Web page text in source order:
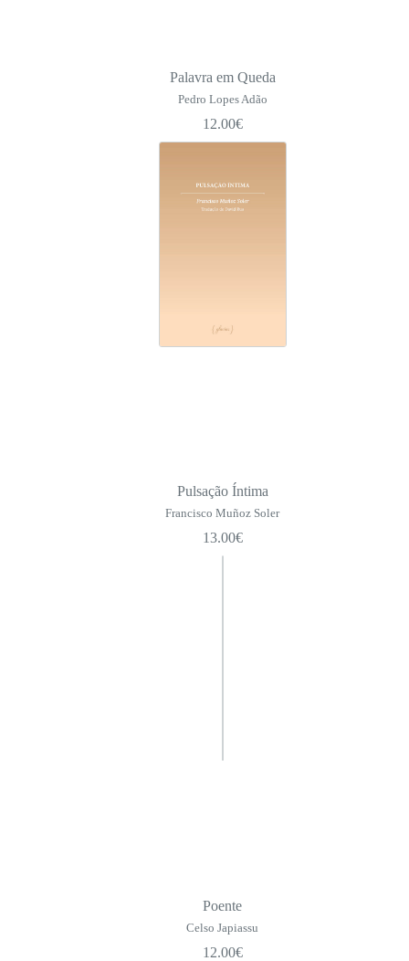
Palavra em Queda
Pedro Lopes Adão
12.00€
Pulsação Íntima
Francisco Muñoz Soler
13.00€
Poente
Celso Japiassu
12.00€